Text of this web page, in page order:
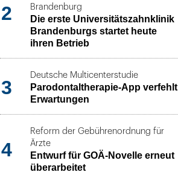
2
Brandenburg
Die erste Universitätszahnklinik
Brandenburgs startet heute
ihren Betrieb
3
Deutsche Multicenterstudie
Parodontaltherapie-App verfehlt
Erwartungen
4
Reform der Gebührenordnung für
Ärzte
Entwurf für GOÄ-Novelle erneut
überarbeitet